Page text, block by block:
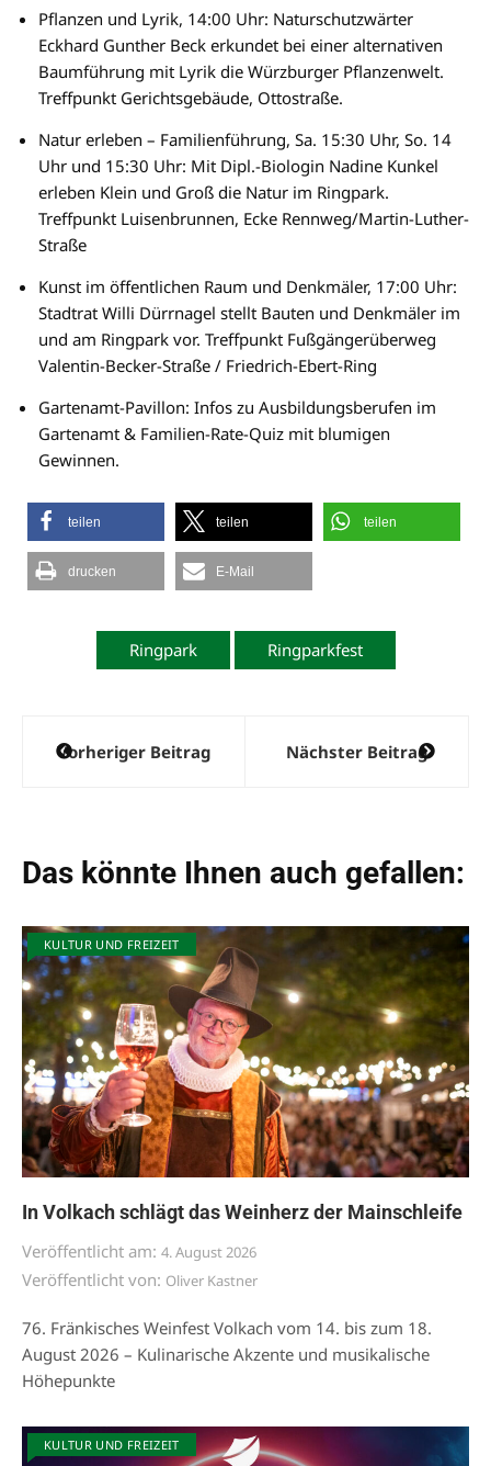
Pflanzen und Lyrik, 14:00 Uhr: Naturschutzwärter
Eckhard Gunther Beck erkundet bei einer alternativen
Baumführung mit Lyrik die Würzburger Pflanzenwelt.
Treffpunkt Gerichtsgebäude, Ottostraße.
Natur erleben – Familienführung, Sa. 15:30 Uhr, So. 14
Uhr und 15:30 Uhr: Mit Dipl.-Biologin Nadine Kunkel
erleben Klein und Groß die Natur im Ringpark.
Treffpunkt Luisenbrunnen, Ecke Rennweg/Martin-Luther-
Straße
Kunst im öffentlichen Raum und Denkmäler, 17:00 Uhr:
Stadtrat Willi Dürrnagel stellt Bauten und Denkmäler im
und am Ringpark vor. Treffpunkt Fußgängerüberweg
Valentin-Becker-Straße / Friedrich-Ebert-Ring
Gartenamt-Pavillon: Infos zu Ausbildungsberufen im
Gartenamt & Familien-Rate-Quiz mit blumigen
Gewinnen.
teilen teilen teilen
drucken E-Mail
Ringpark Ringparkfest
Beitragsnavigation
Vorheriger Beitrag Nächster Beitrag
Das könnte Ihnen auch gefallen:
KULTUR UND FREIZEIT
In Volkach schlägt das Weinherz der Mainschleife
Veröffentlicht am: 4. August 2026
Veröffentlicht von: Oliver Kastner
76. Fränkisches Weinfest Volkach vom 14. bis zum 18.
August 2026 – Kulinarische Akzente und musikalische
Höhepunkte
KULTUR UND FREIZEIT